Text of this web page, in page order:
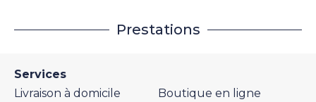
Prestations
Services
Livraison à domicile
Boutique en ligne